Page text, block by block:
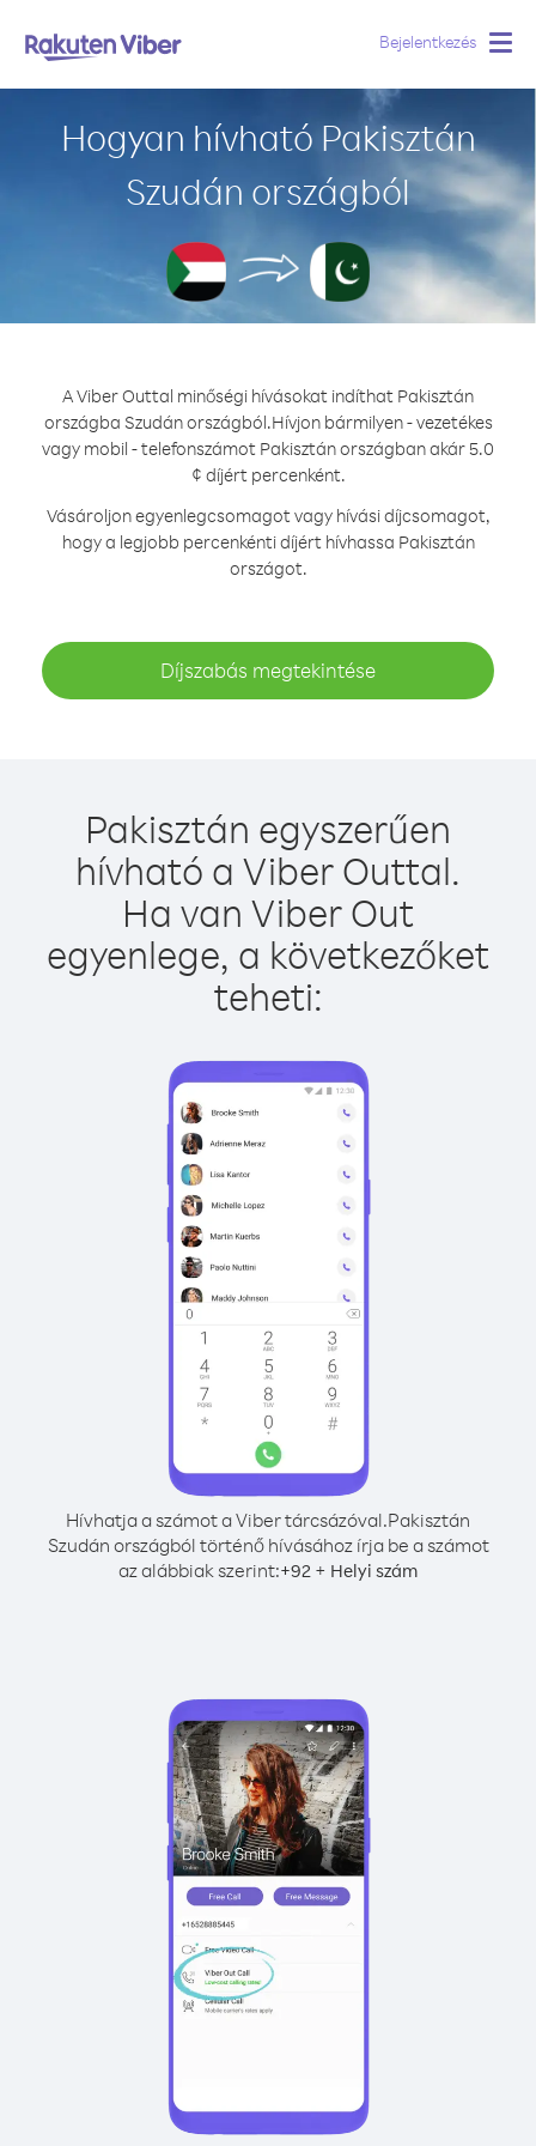
Bejelentkezés
Hogyan hívható Pakisztán
Szudán országból
A Viber Outtal minőségi hívásokat indíthat Pakisztán
országba Szudán országból.Hívjon bármilyen - vezetékes
vagy mobil - telefonszámot Pakisztán országban akár 5.0
¢ díjért percenként.
Vásároljon egyenlegcsomagot vagy hívási díjcsomagot,
hogy a legjobb percenkénti díjért hívhassa Pakisztán
országot.
Díjszabás megtekintése
Pakisztán egyszerűen
hívható a Viber Outtal.
Ha van Viber Out
egyenlege, a következőket
teheti:
Hívhatja a számot a Viber tárcsázóval.Pakisztán
Szudán országból történő hívásához írja be a számot
az alábbiak szerint:+92 + Helyi szám